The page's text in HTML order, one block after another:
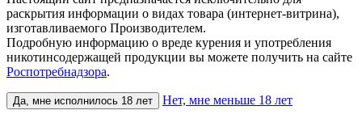
раскрытия информации о видах товара (интернет-витрина),
изготавливаемого Производителем.
Подробную информацию о вреде курения и употребления
никотинсодержащей продукции вы можете получить на сайте
Роспотребнадзора.
Да, мне исполнилось 18 лет Нет, мне меньше 18 лет